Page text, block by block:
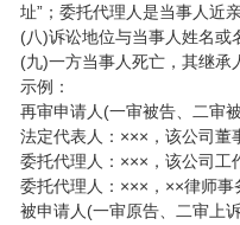
址”；委托代理人是当事人近
(八)诉讼地位与当事人姓名或
(九)一方当事人死亡，其继承
示例：
再审申请人(一审被告、二审
法定代表人：×××，该公司董
委托代理人：×××，该公司工
委托代理人：×××，××律师事
被申请人(一审原告、二审上